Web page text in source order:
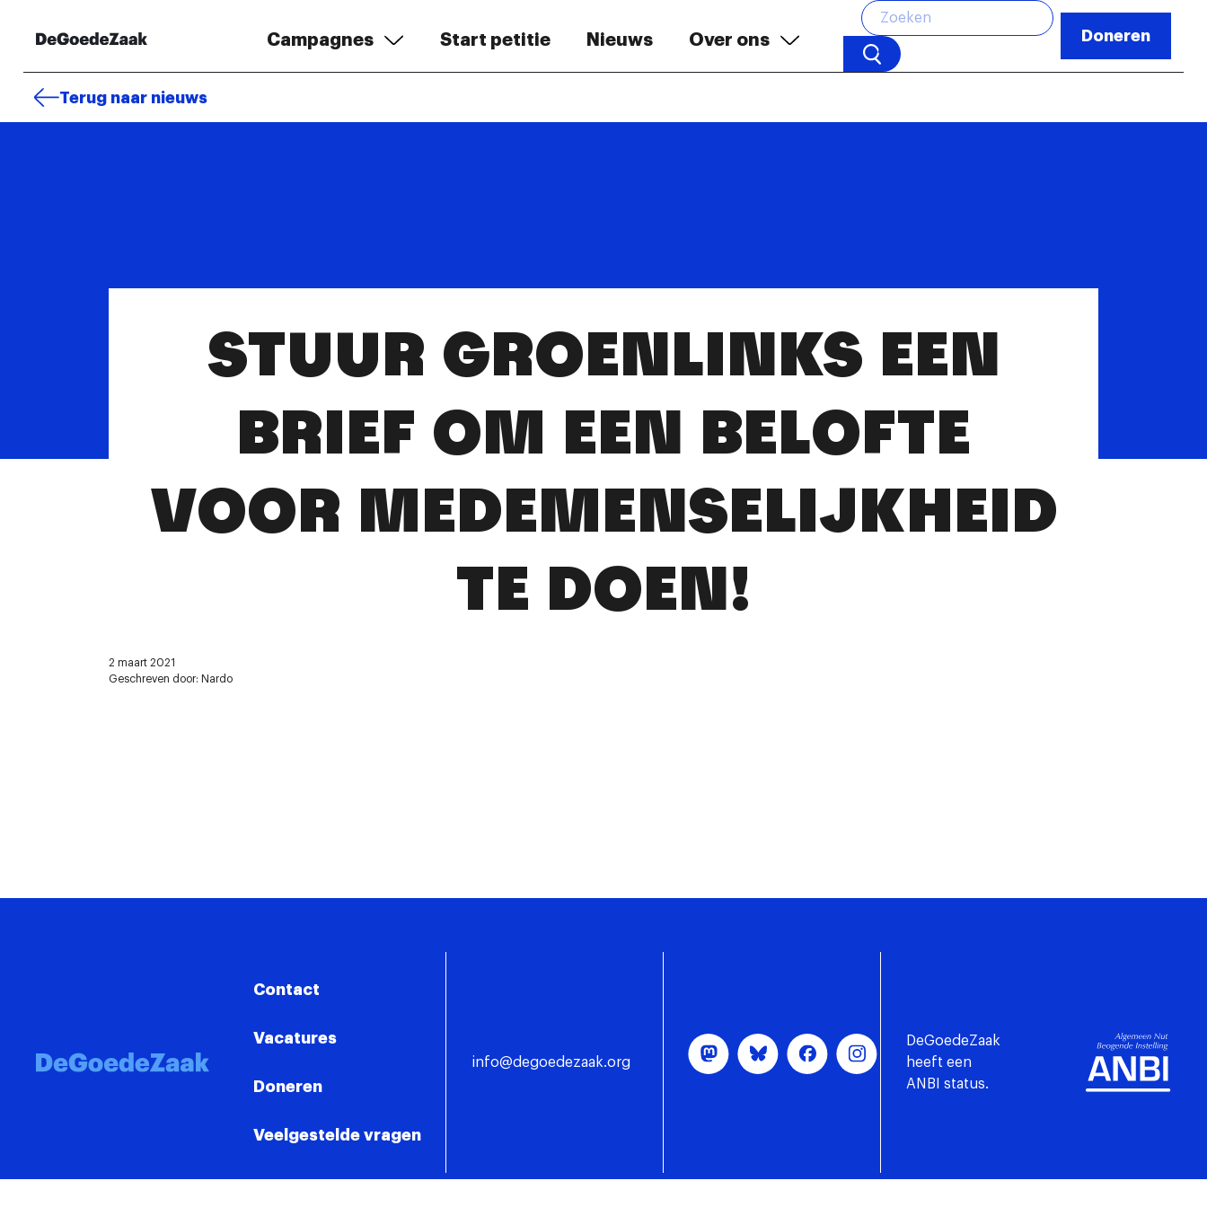
Campagnes Start petitie Nieuws Over ons Doneren
Terug naar nieuws
STUUR GROENLINKS EEN
BRIEF OM EEN BELOFTE
VOOR MEDEMENSELIJKHEID
TE DOEN!
2 maart 2021
Geschreven door: Nardo
Contact
Vacatures
Doneren
Veelgestelde vragen
info@degoedezaak.org
DeGoedeZaak
heeft een
ANBI status.